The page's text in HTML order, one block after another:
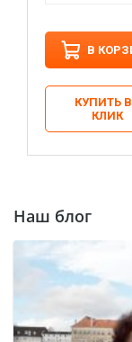
В
КУПИТЬ В
КЛИК
Наш блог